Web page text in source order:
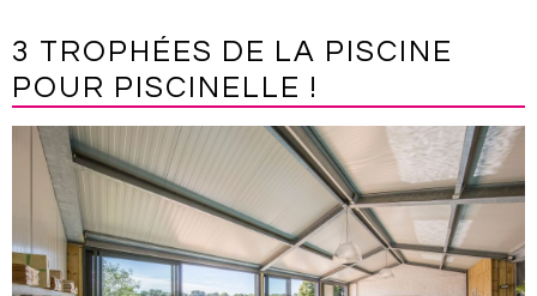
3 TROPHÉES DE LA PISCINE
POUR PISCINELLE !